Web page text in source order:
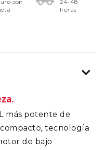
con
24-48
horas
más potente de
tecnología
de bajo